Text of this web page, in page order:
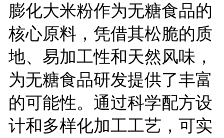
膨化大米粉作为无糖食品的
核心原料，凭借其松脆的质
地、易加工性和天然风味，
为无糖食品研发提供了丰富
的可能性。通过科学配方设
计和多样化加工工艺，可实